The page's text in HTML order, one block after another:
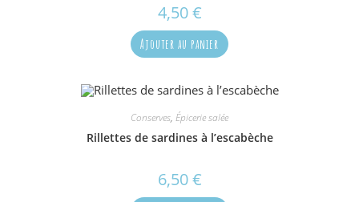
4,50€
Ajouter au panier
Conserves, Épicerie salée
Rillettes de sardines à l’escabèche
6,50€